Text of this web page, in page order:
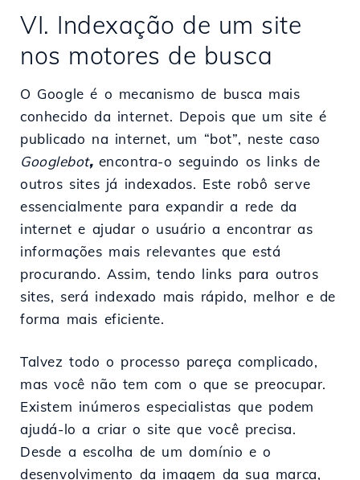
VI. Indexação de um site
nos motores de busca
O Google é o mecanismo de busca mais
conhecido da internet. Depois que um site é
publicado na internet, um “bot”, neste caso
Googlebot, encontra-o seguindo os links de
outros sites já indexados. Este robô serve
essencialmente para expandir a rede da
internet e ajudar o usuário a encontrar as
informações mais relevantes que está
procurando. Assim, tendo links para outros
sites, será indexado mais rápido, melhor e de
forma mais eficiente.
Talvez todo o processo pareça complicado,
mas você não tem com o que se preocupar.
Existem inúmeros especialistas que podem
ajudá-lo a criar o site que você precisa.
Desde a escolha de um domínio e o
desenvolvimento da imagem da sua marca,